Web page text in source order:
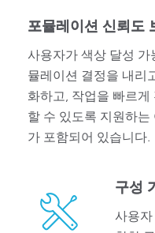
포뮬레이션 신뢰도
사용자가 색상 달성
뮬레이션 결정을 내리
화하고, 작업을 빠르
할 수 있도록 지원하
가 포함되어 있습니다.
구성
사용